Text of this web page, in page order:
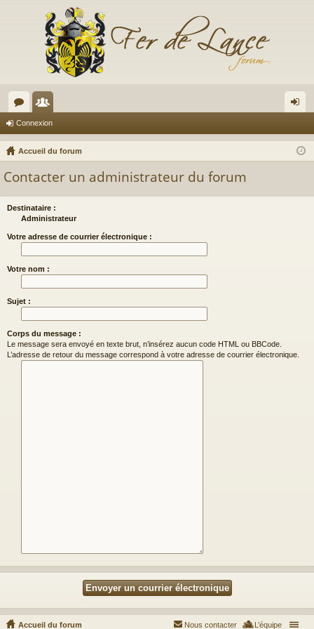
or
u
e
m ne
Connexion
Accueil du forum
Contacter un administrateur du forum
Destinataire :
Administrateur
Votre adresse de courrier électronique :
Votre nom :
Sujet :
Corps du message :
Le message sera envoyé en texte brut, n’insérez aucun code HTML ou BBCode.
L’adresse de retour du message correspond à votre adresse de courrier électronique.
Accueil du forum L’équipe
Nous contacter